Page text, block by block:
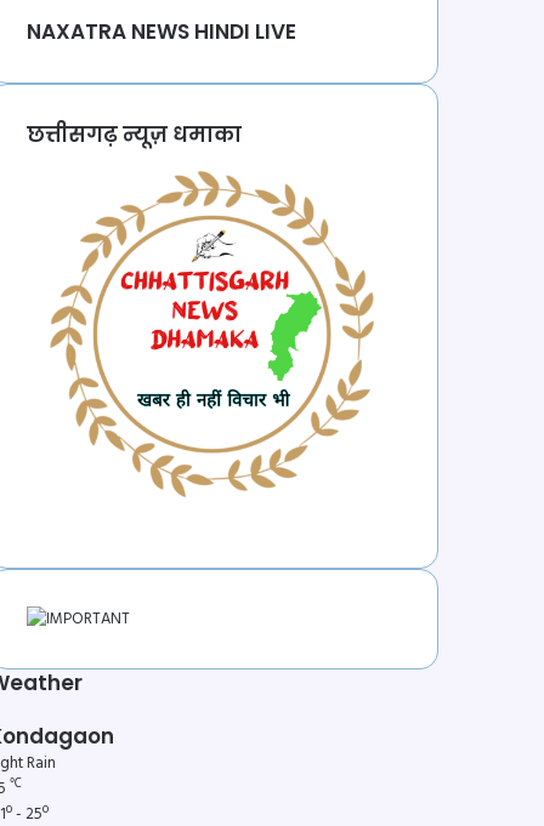
NAXATRA NEWS HINDI LIVE
छत्तीसगढ़ न्यूज़ धमाका
Rain
℃
- 25º